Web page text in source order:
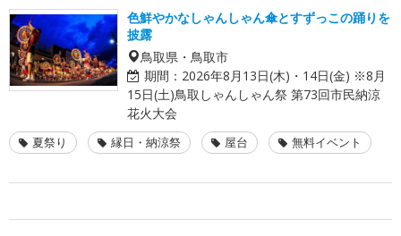
色鮮やかなしゃんしゃん傘とすずっこの踊りを
披露
鳥取県・鳥取市
期間： 2026年8月13日(木)・14日(金) ※8月
15日(土)鳥取しゃんしゃん祭 第73回市民納涼
花火大会
夏祭り 縁日・納涼祭 屋台 無料イベント